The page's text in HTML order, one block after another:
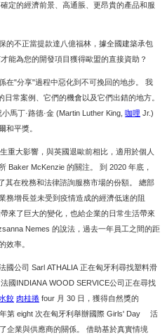
定的經濟前景、高通脹、更昂貴的產品和服
的不正當提款達八億福林，據全國建築承包
能為您的開發項目獲得歐盟的直接資助？
在"分享"過程中惡化到不可挽回的地步。 我
常案例、它們的機會以及它們出錯的地方。
馬丁·路德·金 (Martin Luther King, 咖哩 Jr.)
和平獎。
重大影響，與英國退歐前相比，適用於個人
Baker McKenzie 的關注。 到 2020 年底，
其在稅務和法律諮詢服務市場的份額。 總部
務增長並未受到疫情造成的經濟低迷的阻
來了巨大的變化，也給企業的日常生活帶來
Nemes 的說法，過去一年員工之間的距
效率。
國公司 Sarl ATHALIA 正在匈牙利尋找塑料滑
國INDIANA WOOD SERVICE公司正在尋找
餃 肉桂捲 four 月 30 日，獲得自然獎的
第 eight 次在匈牙利舉辦國際 Girls' Day® 活
企業與供應商的關係。 借助基於真實情境